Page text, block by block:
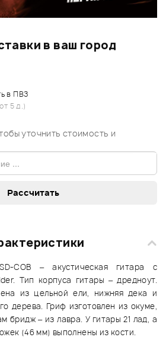
в ваш город
в ПВЗ
5 д.)
уточнить стоимость и
SD-COB – акустическая гитара с
Тип корпуса гитары – дредноут.
из цельной ели, нижняя дека и
дерева. Гриф изготовлен из окуме,
бридж – из лавра. У гитары 21 лад, а
(46 мм) выполнены из кости.